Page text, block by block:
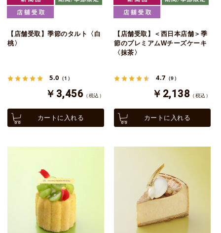
【店舗受取】季節のタルト〈白
桃〉
5.0 （1）
￥3,456 （税込）
カートに入れる
【店舗受取】＜西日本店舗＞季
節のプレミアムWチーズケーキ
〈抹茶〉
4.7 （9）
￥2,138 （税込）
カートに入れる